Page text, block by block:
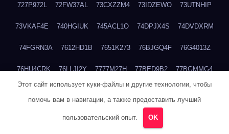
727P972L 72FW37AL 73CXZZM4 73IDZEWO 73UTNHIP
73VKAF4E 740HGIUK 745ACL1O 74DPJX4S 74DVDXRM
74FGRN3A 7612HD1B 7651K273 76BJGQ4F 76G4013Z
76HU4CRK 76LLJI2Y 7777M27H 77BED9B2 77BGMMG4
77TABW20 780FZHSV 78Q29S80
Этот сайт использует куки-файлы и другие технологии, чтобы
помочь вам в навигации, а также предоставить лучший
пользовательский опыт. OK